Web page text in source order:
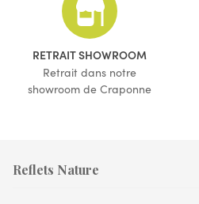
RETRAIT SHOWROOM
Retrait dans notre
showroom de Craponne
Reflets Nature